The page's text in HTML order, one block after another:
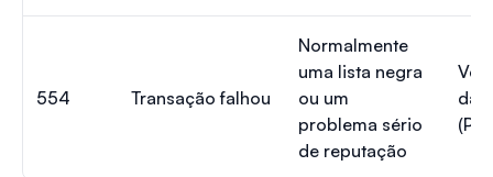
554 Transação falhou
Normalmente
uma lista negra
ou um
problema sério
de reputação
da